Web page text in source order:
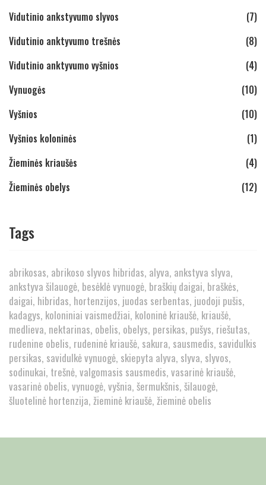
Vidutinio ankstyvumo slyvos
(7)
Vidutinio anktyvumo trešnės
(8)
Vidutinio anktyvumo vyšnios
(4)
Vynuogės
(10)
Vyšnios
(10)
Vyšnios koloninės
(1)
Žieminės kriaušės
(4)
Žieminės obelys
(12)
Tags
abrikosas abrikoso slyvos hibridas alyva ankstyva slyva
ankstyva šilauogė besėklė vynuogė braškių daigai braškės
daigai hibridas hortenzijos juodas serbentas juodoji pušis
kadagys koloniniai vaismedžiai koloninė kriaušė kriaušė
medlieva nektarinas obelis obelys persikas pušys riešutas
rudenine obelis rudeninė kriaušė sakura sausmedis savidulkis
persikas savidulkė vynuogė skiepyta alyva slyva slyvos
sodinukai trešnė valgomasis sausmedis vasarinė kriaušė
vasarinė obelis vynuogė vyšnia šermukšnis šilauogė
šluotelinė hortenzija žieminė kriaušė žieminė obelis